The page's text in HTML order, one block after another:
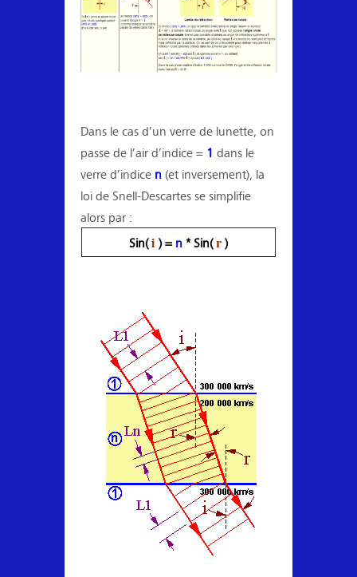
Dans le cas d’un verre de lunette, on
passe de l’air d’indice = 1 dans le
verre d’indice n (et inversement), la
loi de Snell-Descartes se simplifie
alors par :
Sin(i ) = n* Sin(r)